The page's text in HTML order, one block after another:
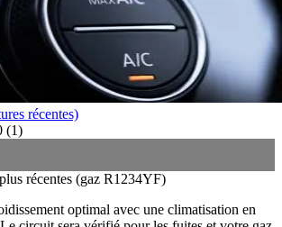
récentes)
(1)
récentes (gaz R1234YF)
optimal avec une climatisation en